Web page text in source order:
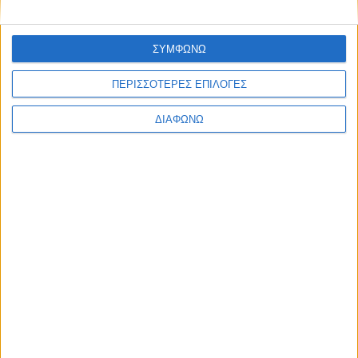
ΠΕΡΙΣΣΟΤΕΡΕΣ ΕΠΙΛΟΓΕΣ
ΔΙΑΦΩΝΩ
ΣΥΜΦΩΝΩ
Ενημέρωση Πολιτισμός Ψυχαγωγία